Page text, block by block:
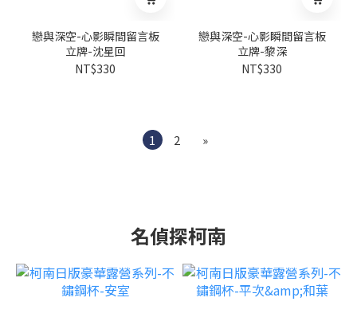
戀與深空-心影瞬間留言板
立牌-沈星回
NT$330
戀與深空-心影瞬間留言板
立牌-黎深
NT$330
1 2 »
名偵探柯南